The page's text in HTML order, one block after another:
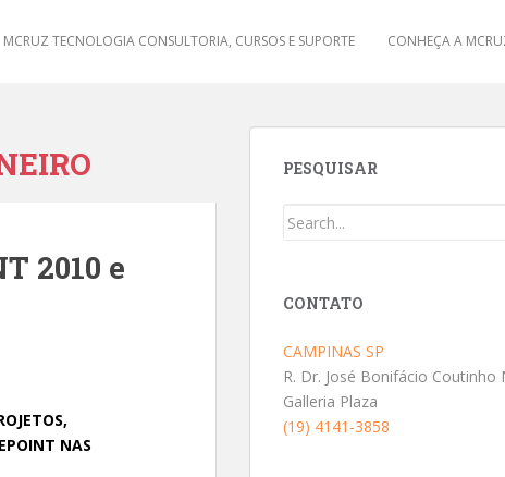
MCRUZ TECNOLOGIA CONSULTORIA, CURSOS E SUPORTE CONHEÇA A
2010 e
NAS
PESQUISAR
CONTATO
CAMPINAS SP
R. Dr. José Bonifácio Coutinho
Galleria Plaza
(19) 4141-3858